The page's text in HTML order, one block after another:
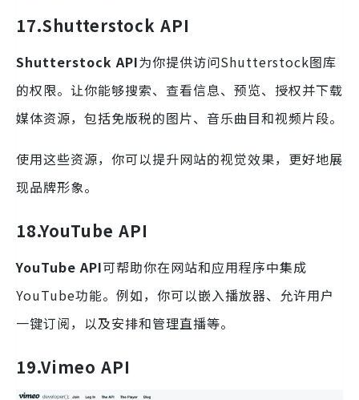
17.Shutterstock API
Shutterstock API为你提供访问Shutterstock图库
的权限。让你能够搜索、查看信息、预览、授权并下载
媒体资源，包括免版税的图片、音乐曲目和视频片段。
使用这些资源，你可以提升网站的视觉效果，更好地展
现品牌形象。
18.YouTube API
YouTube API可帮助你在网站和应用程序中集成
YouTube功能。例如，你可以嵌入播放器、允许用户
一键订阅，以及安排和管理直播等。
19.Vimeo API